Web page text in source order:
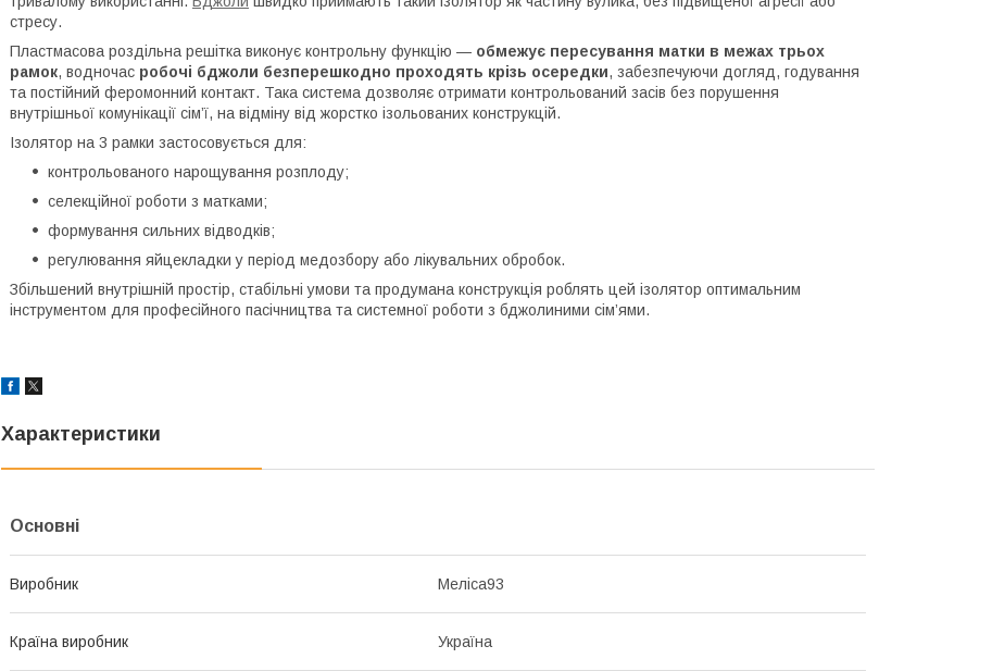
стресу.
Пластмасова роздільна решітка виконує контрольну функцію — обмежує пересування матки в межах трьох
рамок, водночас робочі бджоли безперешкодно проходять крізь осередки, забезпечуючи догляд, годування
та постійний феромонний контакт. Така система дозволяє отримати контрольований засів без порушення
внутрішньої комунікації сім’ї, на відміну від жорстко ізольованих конструкцій.
Ізолятор на 3 рамки застосовується для:
контрольованого нарощування розплоду;
селекційної роботи з матками;
формування сильних відводків;
регулювання яйцекладки у період медозбору або лікувальних обробок.
Збільшений внутрішній простір, стабільні умови та продумана конструкція роблять цей ізолятор оптимальним
інструментом для професійного пасічництва та системної роботи з бджолиними сім’ями.
Характеристики
Основні
Виробник Меліса93
Країна виробник Україна